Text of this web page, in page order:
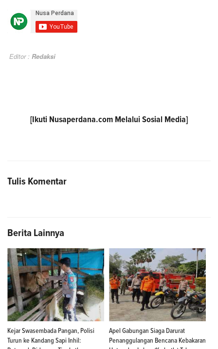
Editor : Redaksi
[Ikuti Nusaperdana.com Melalui Sosial Media]
Tulis Komentar
Berita Lainnya
Kejar Swasembada Pangan, Polisi
Turun ke Kandang Sapi Inhil:
Apel Gabungan Siaga Darurat
Penanggulangan Bencana Kebakaran